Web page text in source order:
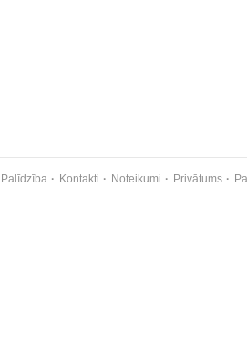
Palīdzība Kontakti Noteikumi Privātums